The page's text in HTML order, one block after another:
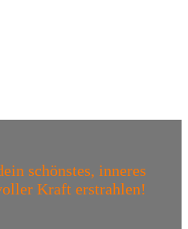
schönstes, inneres
Kraft erstrahlen!